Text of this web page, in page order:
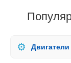
⚙️